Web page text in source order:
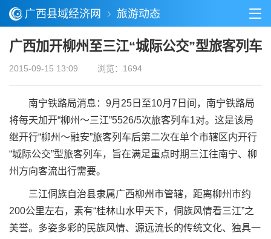
广西县域经济网 旅游动态
广西加开柳州至三江“城际公交”型旅客列车
2015-09-15 13:09 浏览：1694
南宁铁路局消息：9月25日至10月7日间，南宁铁路局
将每天加开“柳州～三江”5526/5次旅客列车1对。这是该局
继开行“柳州～融安”旅客列车后第二次在单个市辖区内开行
“城际公交”型旅客列车，旨在满足重点时期三江往南宁、柳
州方向客流出行需要。
三江侗族自治县隶属广西柳州市管辖，距离柳州市约
200公里左右，素有“桂林山水甲天下，侗族风情看三江”之
美誉。多姿多彩的民族风情、源远流长的传统文化、独具一